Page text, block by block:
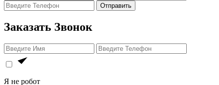
Отправить
Заказать Звонок
Я не робот